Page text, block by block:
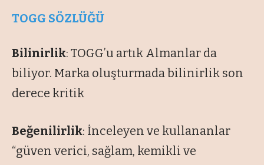
TOGG SÖZLÜĞÜ
Bilinirlik: TOGG’u artık Almanlar da
biliyor. Marka oluşturmada bilinirlik son
derece kritik
Beğenilirlik: İnceleyen ve kullananlar
“güven verici, sağlam, kemikli ve